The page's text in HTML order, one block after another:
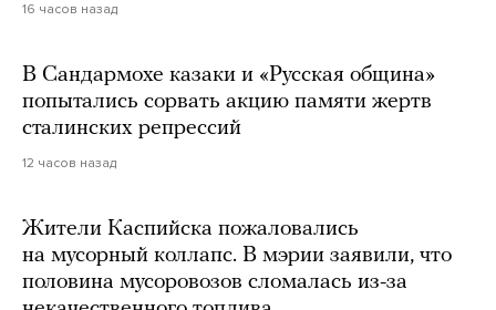
16 часов назад
В Сандармохе казаки и «Русская община»
попытались сорвать акцию памяти жертв
сталинских репрессий
12 часов назад
Жители Каспийска пожаловались
на мусорный коллапс. В мэрии заявили, что
половина мусоровозов сломалась из-за